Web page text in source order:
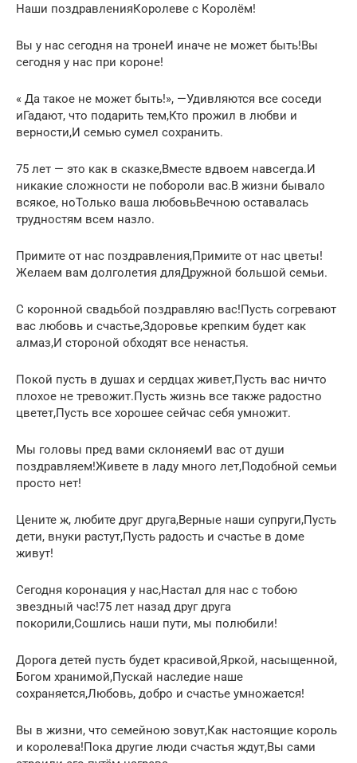
Наши поздравленияКоролеве с Королём!
Вы у нас сегодня на тронеИ иначе не может быть!Вы
сегодня у нас при короне!
« Да такое не может быть!», —Удивляются все соседи
иГадают, что подарить тем,Кто прожил в любви и
верности,И семью сумел сохранить.
75 лет — это как в сказке,Вместе вдвоем навсегда.И
никакие сложности не побороли вас.В жизни бывало
всякое, ноТолько ваша любовьВечною оставалась
трудностям всем назло.
Примите от нас поздравления,Примите от нас цветы!
Желаем вам долголетия дляДружной большой семьи.
С коронной свадьбой поздравляю вас!Пусть согревают
вас любовь и счастье,Здоровье крепким будет как
алмаз,И стороной обходят все ненастья.
Покой пусть в душах и сердцах живет,Пусть вас ничто
плохое не тревожит.Пусть жизнь все также радостно
цветет,Пусть все хорошее сейчас себя умножит.
Мы головы пред вами склоняемИ вас от души
поздравляем!Живете в ладу много лет,Подобной семьи
просто нет!
Цените ж, любите друг друга,Верные наши супруги,Пусть
дети, внуки растут,Пусть радость и счастье в доме
живут!
Сегодня коронация у нас,Настал для нас с тобою
звездный час!75 лет назад друг друга
покорили,Сошлись наши пути, мы полюбили!
Дорога детей пусть будет красивой,Яркой, насыщенной,
Богом хранимой,Пускай наследие наше
сохраняется,Любовь, добро и счастье умножается!
Вы в жизни, что семейною зовут,Как настоящие король
и королева!Пока другие люди счастья ждут,Вы сами